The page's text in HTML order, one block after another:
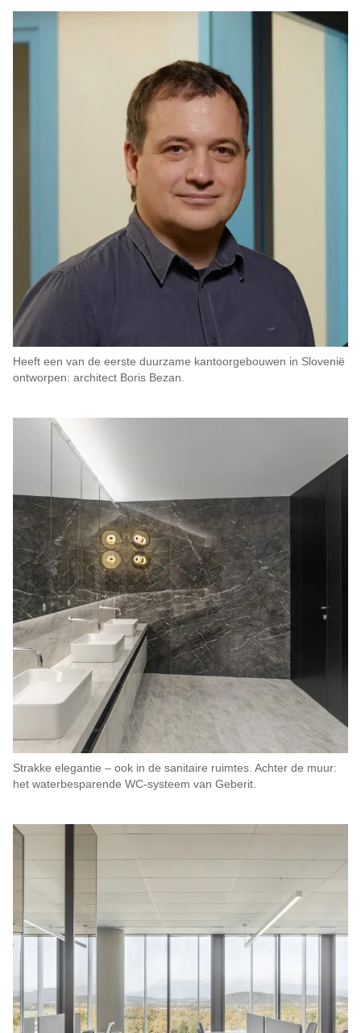
Heeft een van de eerste duurzame kantoorgebouwen in Slovenië
ontworpen: architect Boris Bezan.
Strakke elegantie – ook in de sanitaire ruimtes. Achter de muur:
het waterbesparende WC-systeem van Geberit.